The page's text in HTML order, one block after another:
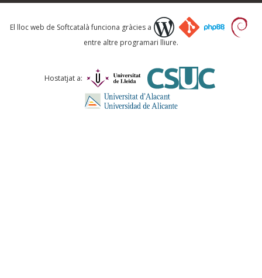
Què proposeu?
Comentari *
El lloc web de Softcatalà funciona gràcies a
entre altre programari lliure.
Hostatjat a: